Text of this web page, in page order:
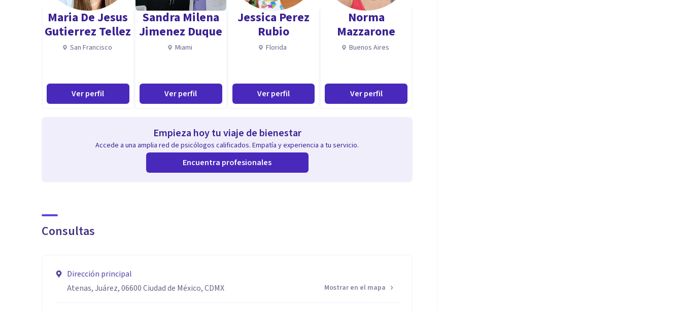
para detectar problemas de aprendizaje y/o actitudinales.
Maria De Jesus
Gutierrez Tellez
San Francisco
Ver perfil
Sandra Milena
Jimenez Duque
Miami
Ver perfil
Jessica Perez
Rubio
Florida
Ver perfil
Norma
Mazzarone
Buenos Aires
Ver perfil
Empieza hoy tu viaje de bienestar
Accede a una amplia red de psicólogos calificados. Empatía y experiencia a tu servicio.
Encuentra profesionales
Consultas
Dirección principal
Atenas, Juárez, 06600 Ciudad de México, CDMX
Mostrar en el mapa